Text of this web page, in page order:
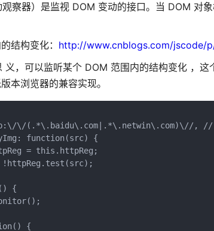
察器）是监视 DOM 变动的接口。当 DOM 对
结构变化： http://www.cnblogs.com/jscode/
，可以监听某个 DOM 范围内的结构变化 ，
本浏览器的兼容实现。
\/(.*\.baidu\.com|.*\.netwin\.com)\//,
function(src) {
= this.httpReg;
!httpReg.test(src);
{
{